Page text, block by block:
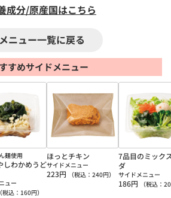
成分/原産国はこちら
メニュー一覧に戻る
すめサイドメニュー
麺使用
しわかめうど
ュー
（税込： 160円）
ほっとチキン
サイドメニュー
223円 （税込： 240円）
7品目のミック
ダ
サイドメニュー
186円 （税込：